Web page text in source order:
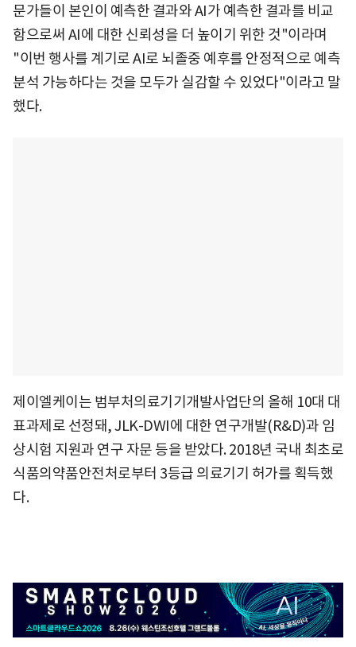
문가들이 본인이 예측한 결과와 AI가 예측한 결과를 비교
함으로써 AI에 대한 신뢰성을 더 높이기 위한 것"이라며
"이번 행사를 계기로 AI로 뇌졸중 예후를 안정적으로 예측
분석 가능하다는 것을 모두가 실감할 수 있었다"이라고 말
했다.
제이엘케이는 범부처의료기기개발사업단의 올해 10대 대
표과제로 선정돼, JLK-DWI에 대한 연구개발(R&D)과 임
상시험 지원과 연구 자문 등을 받았다. 2018년 국내 최초로
식품의약품안전처로부터 3등급 의료기기 허가를 획득했
다.